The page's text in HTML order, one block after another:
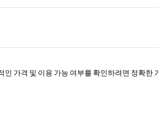
가격 및 이용 가능 여부를 확인하려면 정확한